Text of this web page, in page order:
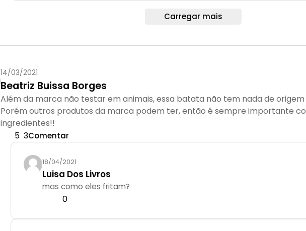
Carregar mais
14/03/2021
Beatriz Buissa Borges
Além da marca não testar em animais, essa batata não tem nada de
Porém outros produtos da marca podem ter, então é sempre importante
ingredientes!!
5 3Comentar
18/04/2021
Luisa Dos Livros
mas como eles fritam?
0